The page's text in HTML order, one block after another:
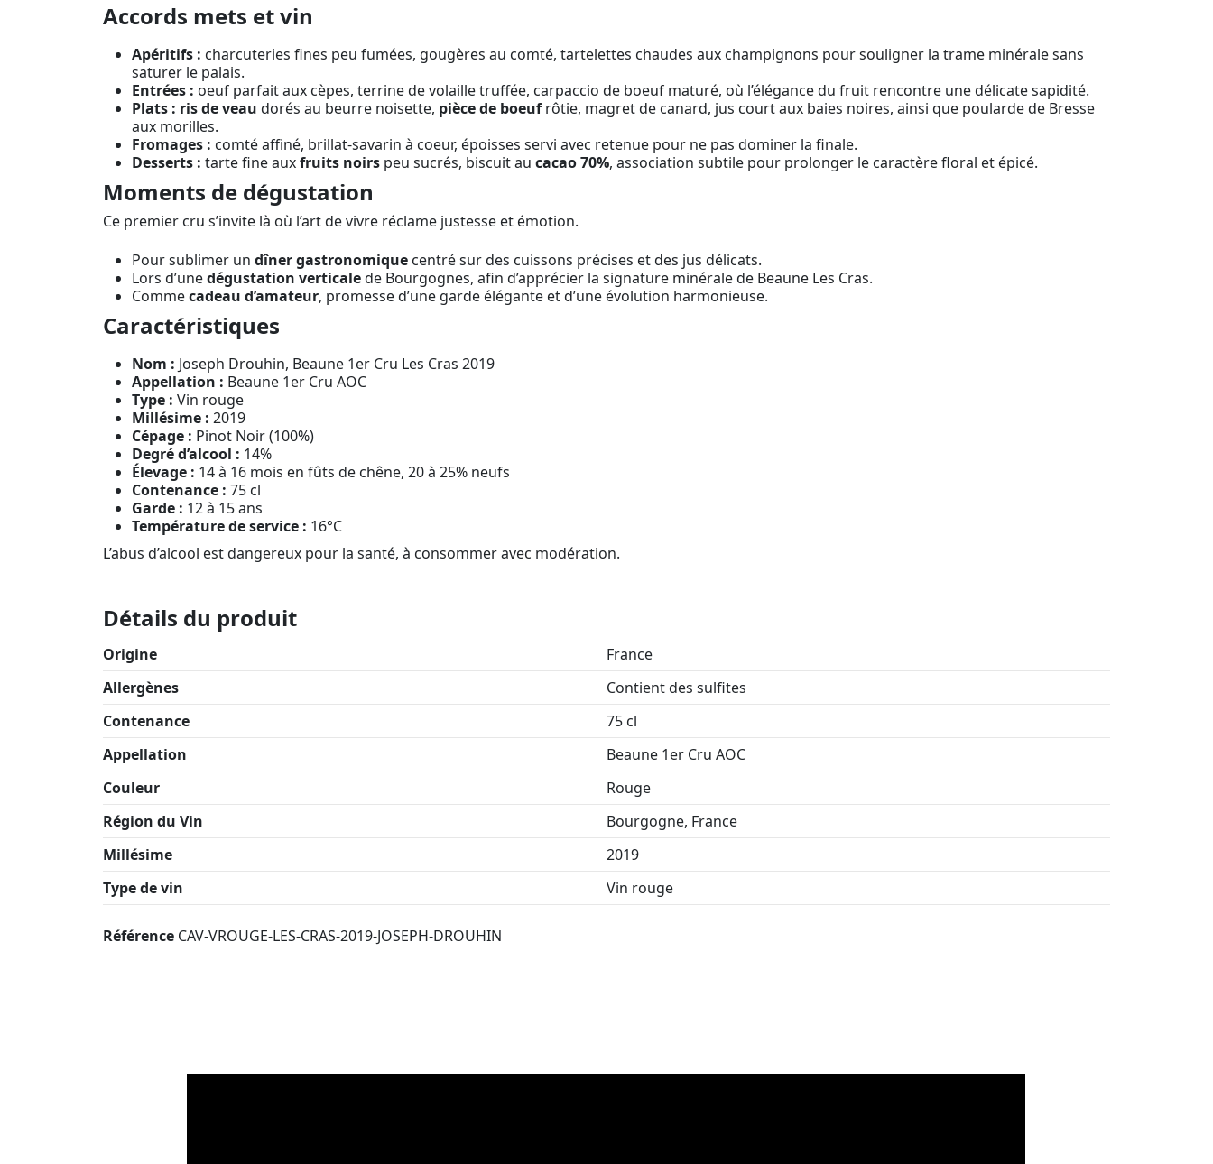
Accords mets et vin
Apéritifs : charcuteries fines peu fumées, gougères au comté, tartelettes chaudes aux champignons pour souligner la trame minérale sans
saturer le palais.
Entrées : oeuf parfait aux cèpes, terrine de volaille truffée, carpaccio de boeuf maturé, où l’élégance du fruit rencontre une délicate sapidité.
Plats : ris de veau dorés au beurre noisette, pièce de boeufrôtie, magret de canard, jus court aux baies noires, ainsi que poularde de Bresse
aux morilles.
Fromages : comté affiné, brillat-savarin à coeur, époisses servi avec retenue pour ne pas dominer la finale.
Desserts : tarte fine auxfruits noirs peu sucrés, biscuit au cacao 70%, association subtile pour prolonger le caractère floral et épicé.
Moments de dégustation
Ce premier cru s’invite là où l’art de vivre réclame justesse et émotion.
Pour sublimer un dîner gastronomique centré sur des cuissons précises et des jus délicats.
Lors d’unedégustation verticalede Bourgognes, afin d’apprécier la signature minérale de Beaune Les Cras.
Commecadeau d’amateur, promesse d’une garde élégante et d’une évolution harmonieuse.
Caractéristiques
Nom : Joseph Drouhin, Beaune 1er Cru Les Cras 2019
Appellation : Beaune 1er Cru AOC
Type : Vin rouge
Millésime : 2019
Cépage : Pinot Noir (100%)
Degré d’alcool : 14%
Élevage : 14 à 16 mois en fûts de chêne, 20 à 25% neufs
Contenance : 75 cl
Garde : 12 à 15 ans
Température de service : 16°C
L’abus d’alcool est dangereux pour la santé, à consommer avec modération.
Détails du produit
Origine
France
Allergènes
Contient des sulfites
Contenance
75 cl
Appellation
Beaune 1er Cru AOC
Couleur
Rouge
Région du Vin
Bourgogne, France
Millésime
2019
Type de vin
Vin rouge
Référence CAV-VROUGE-LES-CRAS-2019-JOSEPH-DROUHIN